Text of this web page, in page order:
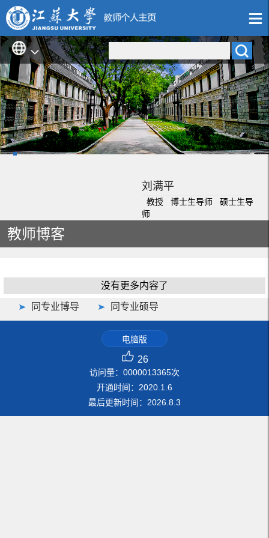
刘满平
教授 博士生导师 硕士生导
师
教师博客
没有更多内容了
同专业博导 同专业硕导
电脑版
26
访问量： 0000013365次
开通时间： 2020 1 6
最后更新时间： 2026 8 3